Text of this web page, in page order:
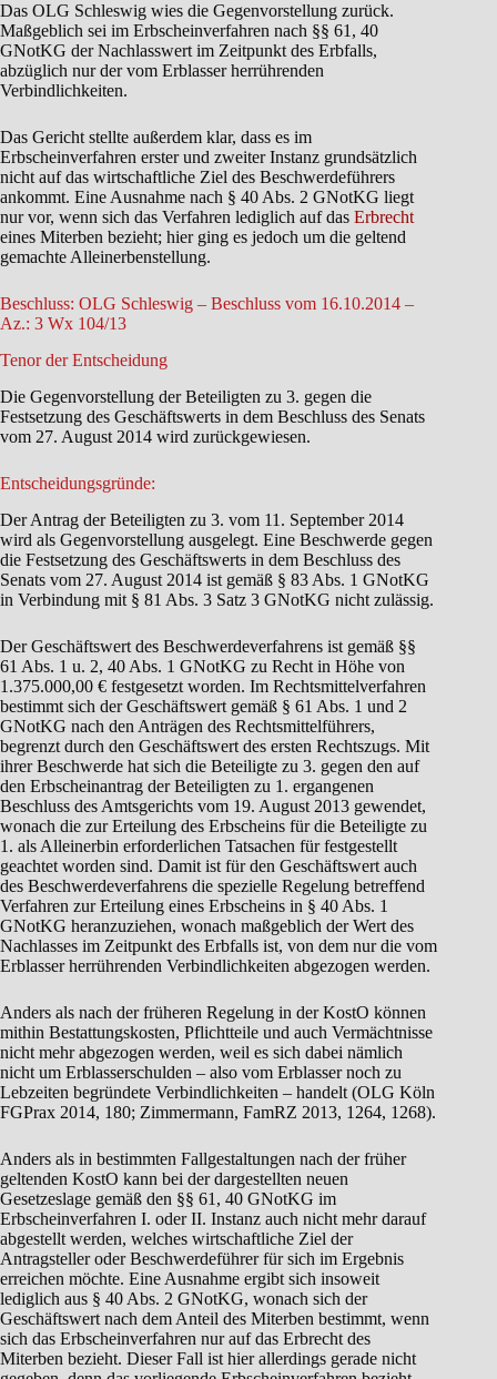
Das OLG Schleswig wies die Gegenvorstellung zurück.
Maßgeblich sei im Erbscheinverfahren nach §§ 61, 40
GNotKG der Nachlasswert im Zeitpunkt des Erbfalls,
abzüglich nur der vom Erblasser herrührenden
Verbindlichkeiten.
Das Gericht stellte außerdem klar, dass es im
Erbscheinverfahren erster und zweiter Instanz grundsätzlich
nicht auf das wirtschaftliche Ziel des Beschwerdeführers
ankommt. Eine Ausnahme nach § 40 Abs. 2 GNotKG liegt
nur vor, wenn sich das Verfahren lediglich auf das Erbrecht
eines Miterben bezieht; hier ging es jedoch um die geltend
gemachte Alleinerbenstellung.
Beschluss: OLG Schleswig – Beschluss vom 16.10.2014 –
Az.: 3 Wx 104/13
Tenor der Entscheidung
Die Gegenvorstellung der Beteiligten zu 3. gegen die
Festsetzung des Geschäftswerts in dem Beschluss des Senats
vom 27. August 2014 wird zurückgewiesen.
Entscheidungsgründe:
Der Antrag der Beteiligten zu 3. vom 11. September 2014
wird als Gegenvorstellung ausgelegt. Eine Beschwerde gegen
die Festsetzung des Geschäftswerts in dem Beschluss des
Senats vom 27. August 2014 ist gemäß § 83 Abs. 1 GNotKG
in Verbindung mit § 81 Abs. 3 Satz 3 GNotKG nicht zulässig.
Der Geschäftswert des Beschwerdeverfahrens ist gemäß §§
61 Abs. 1 u. 2, 40 Abs. 1 GNotKG zu Recht in Höhe von
1.375.000,00 € festgesetzt worden. Im Rechtsmittelverfahren
bestimmt sich der Geschäftswert gemäß § 61 Abs. 1 und 2
GNotKG nach den Anträgen des Rechtsmittelführers,
begrenzt durch den Geschäftswert des ersten Rechtszugs. Mit
ihrer Beschwerde hat sich die Beteiligte zu 3. gegen den auf
den Erbscheinantrag der Beteiligten zu 1. ergangenen
Beschluss des Amtsgerichts vom 19. August 2013 gewendet,
wonach die zur Erteilung des Erbscheins für die Beteiligte zu
1. als Alleinerbin erforderlichen Tatsachen für festgestellt
geachtet worden sind. Damit ist für den Geschäftswert auch
des Beschwerdeverfahrens die spezielle Regelung betreffend
Verfahren zur Erteilung eines Erbscheins in § 40 Abs. 1
GNotKG heranzuziehen, wonach maßgeblich der Wert des
Nachlasses im Zeitpunkt des Erbfalls ist, von dem nur die vom
Erblasser herrührenden Verbindlichkeiten abgezogen werden.
Anders als nach der früheren Regelung in der KostO können
mithin Bestattungskosten, Pflichtteile und auch Vermächtnisse
nicht mehr abgezogen werden, weil es sich dabei nämlich
nicht um Erblasserschulden – also vom Erblasser noch zu
Lebzeiten begründete Verbindlichkeiten – handelt (OLG Köln
FGPrax 2014, 180; Zimmermann, FamRZ 2013, 1264, 1268).
Anders als in bestimmten Fallgestaltungen nach der früher
geltenden KostO kann bei der dargestellten neuen
Gesetzeslage gemäß den §§ 61, 40 GNotKG im
Erbscheinverfahren I. oder II. Instanz auch nicht mehr darauf
abgestellt werden, welches wirtschaftliche Ziel der
Antragsteller oder Beschwerdeführer für sich im Ergebnis
erreichen möchte. Eine Ausnahme ergibt sich insoweit
lediglich aus § 40 Abs. 2 GNotKG, wonach sich der
Geschäftswert nach dem Anteil des Miterben bestimmt, wenn
sich das Erbscheinverfahren nur auf das Erbrecht des
Miterben bezieht. Dieser Fall ist hier allerdings gerade nicht